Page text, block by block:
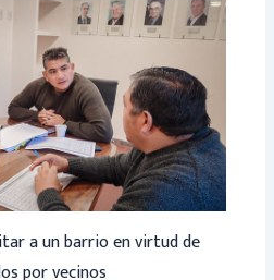
a un barrio en virtud de
por vecinos